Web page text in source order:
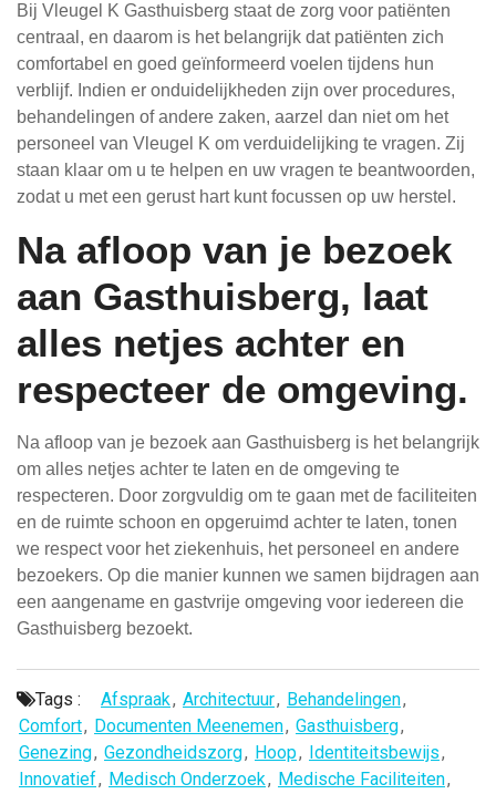
Bij Vleugel K Gasthuisberg staat de zorg voor patiënten
centraal, en daarom is het belangrijk dat patiënten zich
comfortabel en goed geïnformeerd voelen tijdens hun
verblijf. Indien er onduidelijkheden zijn over procedures,
behandelingen of andere zaken, aarzel dan niet om het
personeel van Vleugel K om verduidelijking te vragen. Zij
staan klaar om u te helpen en uw vragen te beantwoorden,
zodat u met een gerust hart kunt focussen op uw herstel.
Na afloop van je bezoek
aan Gasthuisberg, laat
alles netjes achter en
respecteer de omgeving.
Na afloop van je bezoek aan Gasthuisberg is het belangrijk
om alles netjes achter te laten en de omgeving te
respecteren. Door zorgvuldig om te gaan met de faciliteiten
en de ruimte schoon en opgeruimd achter te laten, tonen
we respect voor het ziekenhuis, het personeel en andere
bezoekers. Op die manier kunnen we samen bijdragen aan
een aangename en gastvrije omgeving voor iedereen die
Gasthuisberg bezoekt.
Tags : Afspraak, Architectuur, Behandelingen,
Comfort, Documenten Meenemen, Gasthuisberg,
Genezing, Gezondheidszorg, Hoop, Identiteitsbewijs,
Innovatief, Medisch Onderzoek, Medische Faciliteiten,